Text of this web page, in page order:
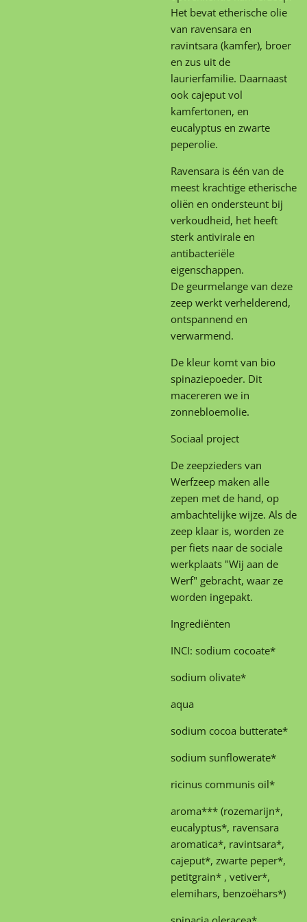
Het bevat etherische olie
van ravensara en
ravintsara (kamfer), broer
en zus uit de
laurierfamilie. Daarnaast
ook cajeput vol
kamfertonen, en
eucalyptus en zwarte
peperolie.
Ravensara is één van de
meest krachtige etherische
oliën en ondersteunt bij
verkoudheid, het heeft
sterk antivirale en
antibacteriële
eigenschappen.
De geurmelange van deze
zeep werkt verhelderend,
ontspannend en
verwarmend.
De kleur komt van bio
spinaziepoeder. Dit
macereren we in
zonnebloemolie.
Sociaal project
De zeepzieders van
Werfzeep maken alle
zepen met de hand, op
ambachtelijke wijze. Als de
zeep klaar is, worden ze
per fiets naar de sociale
werkplaats "Wij aan de
Werf" gebracht, waar ze
worden ingepakt.
Ingrediënten
INCI: sodium cocoate*
sodium olivate*
aqua
sodium cocoa butterate*
sodium sunflowerate*
ricinus communis oil*
aroma*** (rozemarijn*,
eucalyptus*, ravensara
aromatica*, ravintsara*,
cajeput*, zwarte peper*,
petitgrain* , vetiver*,
elemihars, benzoëhars*)